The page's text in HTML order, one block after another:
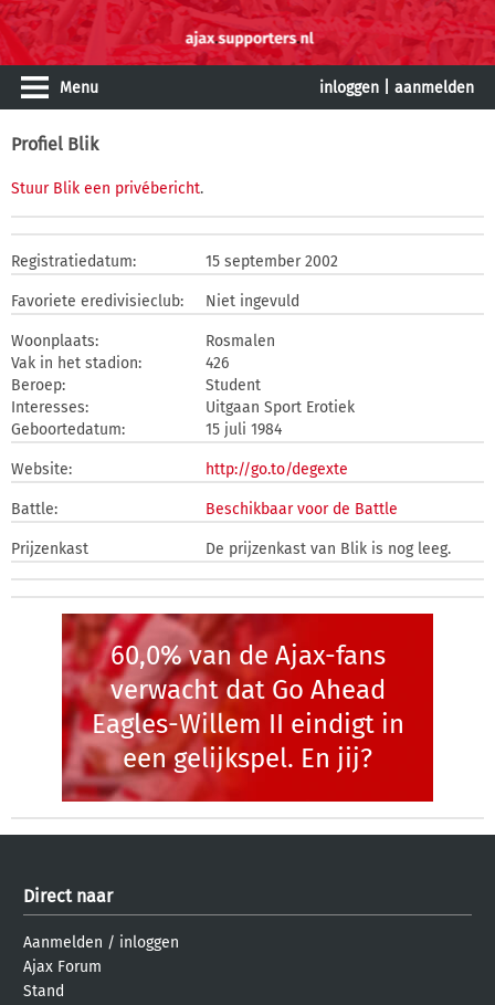
Menu inloggen aanmelden
Profiel Blik
Stuur Blik een privébericht.
Registratiedatum: 15 september 2002
Favoriete eredivisieclub: Niet ingevuld
Woonplaats:
Rosmalen
Vak in het stadion:
426
Beroep:
Student
Interesses:
Uitgaan Sport Erotiek
Geboortedatum:
15 juli 1984
Website: http://go.to/degexte
Battle: Beschikbaar voor de Battle
Prijzenkast De prijzenkast van Blik is nog leeg.
60,0% van de Ajax-fans
verwacht dat Go Ahead
Eagles-Willem II eindigt in
een gelijkspel. En jij?
Direct naar
Aanmelden / inloggen
Ajax Forum
Stand